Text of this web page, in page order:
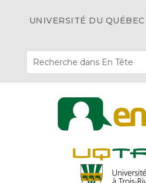
UNIVERSITÉ DU